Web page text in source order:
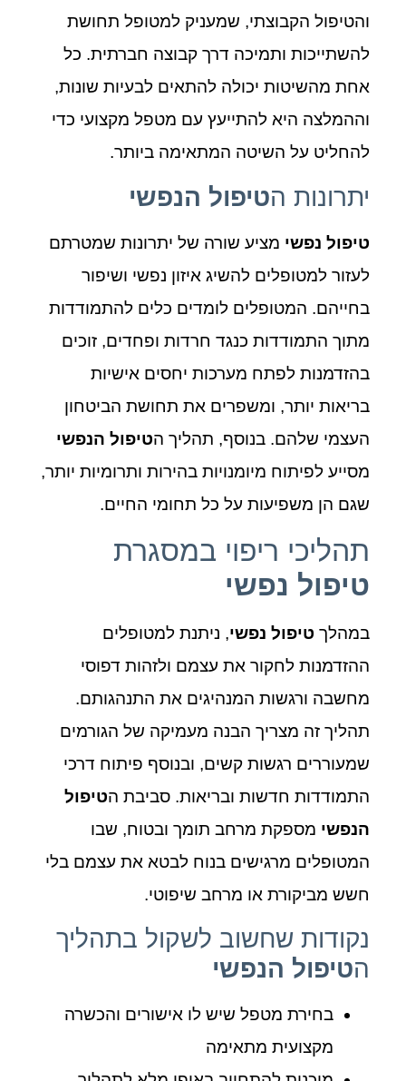
והטיפול הקבוצתי, שמעניק למטופל תחושת
להשתייכות ותמיכה דרך קבוצה חברתית. כל
אחת מהשיטות יכולה להתאים לבעיות שונות,
וההמלצה היא להתייעץ עם מטפל מקצועי כדי
להחליט על השיטה המתאימה ביותר.
יתרונות הטיפול הנפשי
טיפול נפשי מציע שורה של יתרונות שמטרתם
לעזור למטופלים להשיג איזון נפשי ושיפור
בחייהם. המטופלים לומדים כלים להתמודדות
מתוך התמודדות כנגד חרדות ופחדים, זוכים
בהזדמנות לפתח מערכות יחסים אישיות
בריאות יותר, ומשפרים את תחושת הביטחון
העצמי שלהם. בנוסף, תהליך הטיפול הנפשי
מסייע לפיתוח מיומנויות בהירות ותרומיות יותר,
שגם הן משפיעות על כל תחומי החיים.
תהליכי ריפוי במסגרת
טיפול נפשי
במהלך טיפול נפשי, ניתנת למטופלים
ההזדמנות לחקור את עצמם ולזהות דפוסי
מחשבה ורגשות המנהיגים את התנהגותם.
תהליך זה מצריך הבנה מעמיקה של הגורמים
שמעוררים רגשות קשים, ובנוסף פיתוח דרכי
התמודדות חדשות ובריאות. סביבת הטיפול
הנפשי מספקת מרחב תומך ובטוח, שבו
המטופלים מרגישים בנוח לבטא את עצמם בלי
חשש מביקורת או מרחב שיפוטי.
נקודות שחשוב לשקול בתהליך
הטיפול הנפשי
בחירת מטפל שיש לו אישורים והכשרה
מקצועית מתאימה